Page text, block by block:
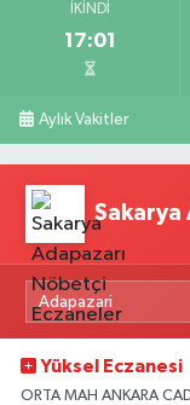
İKINDI
17:01
Aylık Vakitler
Sakarya
Yüksel Eczanesi
ORTA MAH ANKARA